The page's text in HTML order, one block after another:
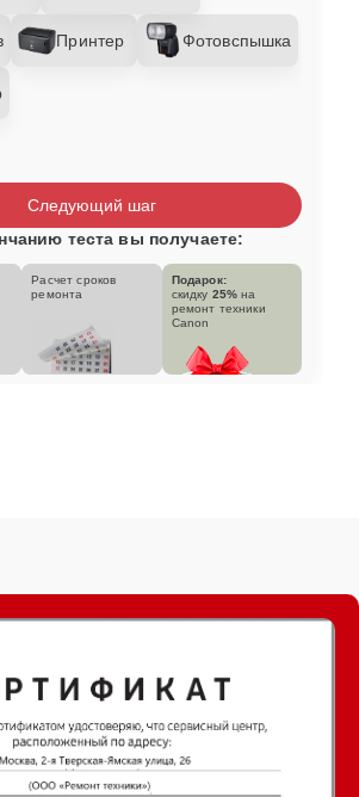
Принтер Фотовспышка
Следующий шаг
теста вы получаете:
Расчет сроков
ремонта
Подарок:
скидку 25% на
ремонт техники
Canon